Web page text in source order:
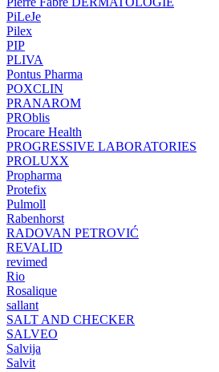
PiLeJe
Pilex
PIP
PLIVA
Pontus Pharma
POXCLIN
PRANAROM
PROblis
Procare Health
PROGRESSIVE LABORATORIES
PROLUXX
Propharma
Protefix
Pulmoll
Rabenhorst
RADOVAN PETROVIĆ
REVALID
revimed
Rio
Rosalique
sallant
SALT AND CHECKER
SALVEO
Salvija
Salvit